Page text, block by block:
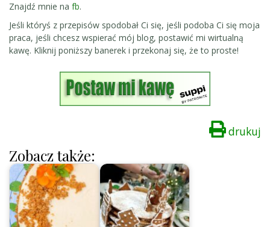
Znajdź mnie na fb.
Jeśli któryś z przepisów spodobał Ci się, jeśli podoba Ci się moja
praca, jeśli chcesz wspierać mój blog, postawić mi wirtualną
kawę. Kliknij poniższy banerek i przekonaj się, że to proste!
drukuj
Zobacz także: